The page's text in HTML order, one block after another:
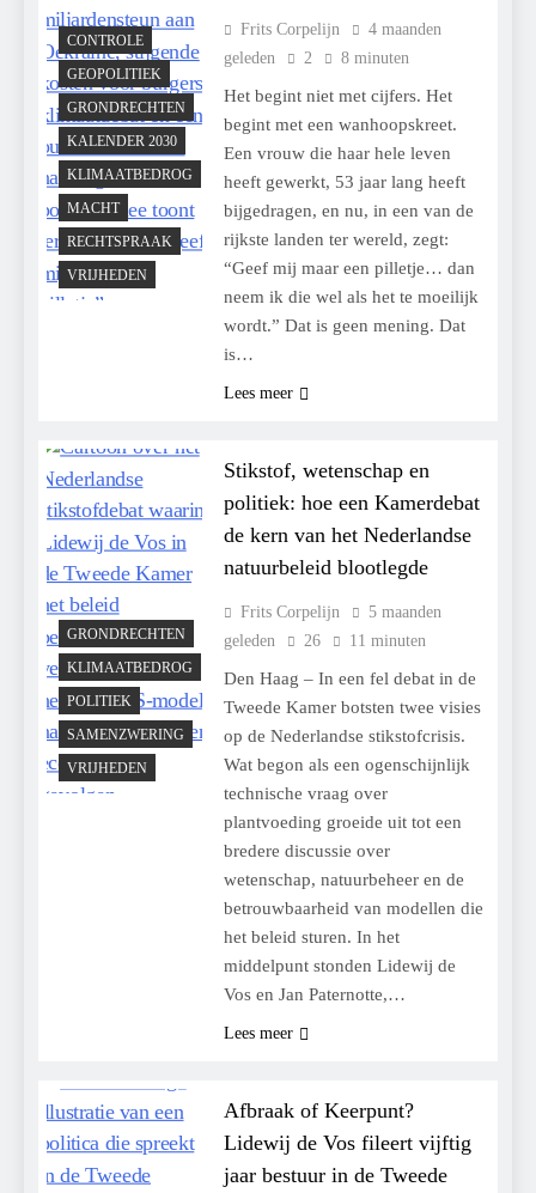
CONTROLE
GEOPOLITIEK
GRONDRECHTEN
KALENDER 2030
KLIMAATBEDROG
MACHT
RECHTSPRAAK
VRIJHEDEN
Frits Corpelijn
4 maanden
geleden
2 8 minuten
Het begint niet met cijfers. Het
begint met een wanhoopskreet.
Een vrouw die haar hele leven
heeft gewerkt, 53 jaar lang heeft
bijgedragen, en nu, in een van de
rijkste landen ter wereld, zegt:
“Geef mij maar een pilletje… dan
neem ik die wel als het te moeilijk
wordt.” Dat is geen mening. Dat
is…
Lees meer
GRONDRECHTEN
KLIMAATBEDROG
POLITIEK
SAMENZWERING
VRIJHEDEN
Stikstof, wetenschap en
politiek: hoe een Kamerdebat
de kern van het Nederlandse
natuurbeleid blootlegde
Frits Corpelijn
5 maanden
geleden
26 11 minuten
Den Haag – In een fel debat in de
Tweede Kamer botsten twee visies
op de Nederlandse stikstofcrisis.
Wat begon als een ogenschijnlijk
technische vraag over
plantvoeding groeide uit tot een
bredere discussie over
wetenschap, natuurbeheer en de
betrouwbaarheid van modellen die
het beleid sturen. In het
middelpunt stonden Lidewij de
Vos en Jan Paternotte,…
Lees meer
Afbraak of Keerpunt?
Lidewij de Vos fileert vijftig
jaar bestuur in de Tweede